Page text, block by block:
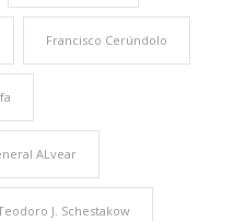
Francisco Cerúndolo
ALvear
J. Schestakow